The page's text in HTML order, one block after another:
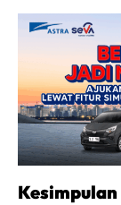
Kesimpulan